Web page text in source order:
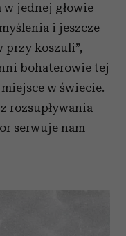
w jednej głowie
i jeszcze
przy koszuli”,
bohaterowie tej
w świecie.
rozsupływania
serwuje nam